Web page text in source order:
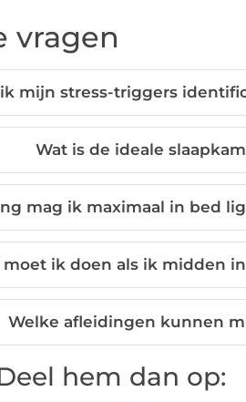
vragen
mijn stress-triggers
Wat is de ideale
mag ik maximaal in bed
moet ik doen als ik midden
Welke afleidingen kunnen
hem dan op: